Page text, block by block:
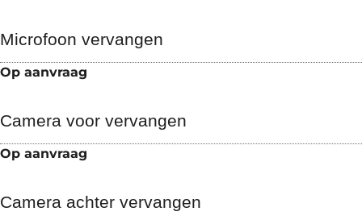
Microfoon vervangen
Op aanvraag
Camera voor vervangen
Op aanvraag
Camera achter vervangen